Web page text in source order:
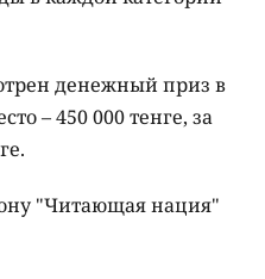
денежный приз в
– 450 000 тенге, за
"Читающая нация"